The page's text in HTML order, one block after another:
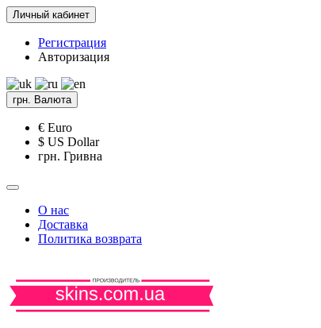
Личный кабинет
Регистрация
Авторизация
грн. Валюта
€ Euro
$ US Dollar
грн. Гривна
О нас
Доставка
Политика возврата